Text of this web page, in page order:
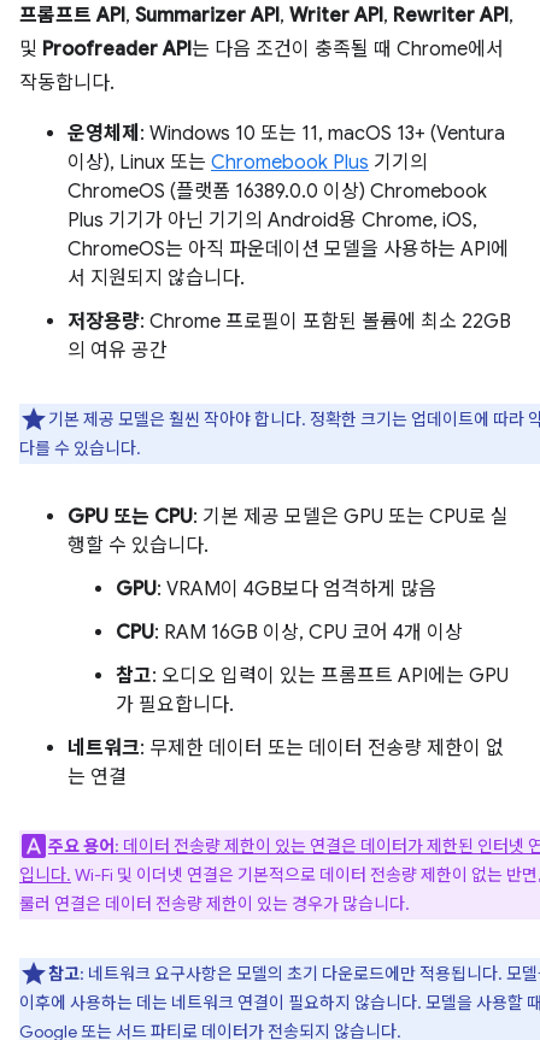
프롬프트 API, Summarizer API, Writer API, Rewriter API,
및 Proofreader API는 다음 조건이 충족될 때 Chrome에서
작동합니다.
운영체제 : Windows 10 또는 11, macOS 13+ (Ventura
이상), Linux 또는 Chromebook Plus 기기의
ChromeOS (플랫폼 16389.0.0 이상) Chromebook
Plus 기기가 아닌 기기의 Android용 Chrome, iOS,
ChromeOS는 아직 파운데이션 모델을 사용하는 API에
서 지원되지 않습니다.
저장용량: Chrome 프로필이 포함된 볼륨에 최소 22GB
의 여유 공간
기본 제공 모델은 훨씬 작아야 합니다. 정확한 크기는 업데이트에 따라
다를 수 있습니다.
GPU 또는 CPU: 기본 제공 모델은 GPU 또는 CPU로 실
행할 수 있습니다.
GPU: VRAM이 4GB보다 엄격하게 많음
CPU: RAM 16GB 이상, CPU 코어 4개 이상
참고: 오디오 입력이 있는 프롬프트 API에는 GPU
가 필요합니다.
네트워크: 무제한 데이터 또는 데이터 전송량 제한이 없
는 연결
주요 용어: 데이터 전송량 제한이 있는 연결은 데이터가 제한된 인터넷
입니다. Wi-Fi 및 이더넷 연결은 기본적으로 데이터 전송량 제한이 없는 반
룰러 연결은 데이터 전송량 제한이 있는 경우가 많습니다.
참고: 네트워크 요구사항은 모델의 초기 다운로드에만 적용됩니다. 모
이후에 사용하는 데는 네트워크 연결이 필요하지 않습니다. 모델을 사용할
Google 또는 서드 파티로 데이터가 전송되지 않습니다.